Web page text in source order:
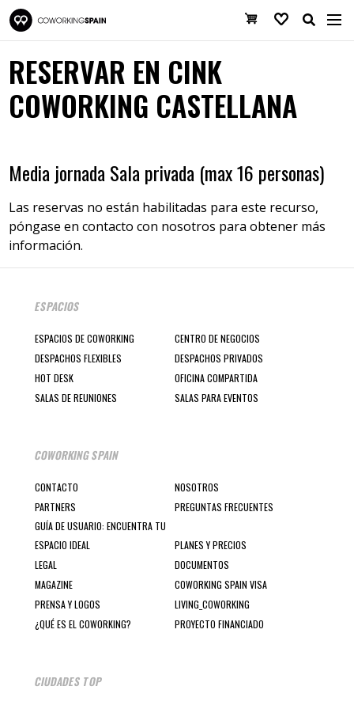
Pasar al contenido principal
Coworking Spain Favoritos
Cesta de la
RESERVAR EN CINK
COWORKING CASTELLANA
Media jornada Sala privada (max 16 personas)
Las reservas no están habilitadas para este recurso,
póngase en contacto con nosotros para obtener más
información.
ESPACIOS
ESPACIOS DE COWORKING
CENTRO DE NEGOCIOS
DESPACHOS FLEXIBLES
DESPACHOS PRIVADOS
HOT DESK
OFICINA COMPARTIDA
SALAS DE REUNIONES
SALAS PARA EVENTOS
COWORKING SPAIN
CONTACTO
NOSOTROS
PARTNERS
PREGUNTAS FRECUENTES
GUÍA DE USUARIO: ENCUENTRA TU
ESPACIO IDEAL
PLANES Y PRECIOS
LEGAL
DOCUMENTOS
MAGAZINE
COWORKING SPAIN VISA
PRENSA Y LOGOS
LIVING_COWORKING
¿QUÉ ES EL COWORKING?
PROYECTO FINANCIADO
CIUDADES TOP